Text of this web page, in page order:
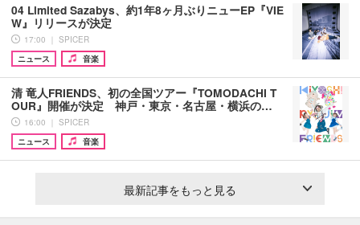
04 Limited Sazabys、約1年8ヶ月ぶりニューEP『VIE
W』リリースが決定
17:00 ｜ SPICER
ニュース
音楽
清 竜人FRIENDS、初の全国ツアー『TOMODACHI T
OUR』開催が決定 神戸・東京・名古屋・横浜の…
16:00 ｜ SPICER
ニュース
音楽
最新記事をもっと見る